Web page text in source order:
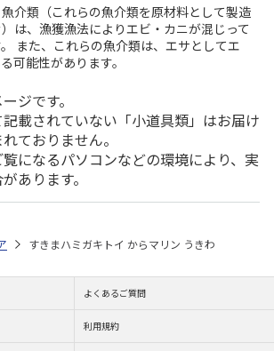
介類（これらの魚介類を原材料として製造
は、漁獲漁法によりエビ・カニが混じって
また、これらの魚介類は、エサとしてエ
可能性があります。
ジです。
載されていない「小道具類」はお届け
ておりません。
になるパソコンなどの環境により、実
あります。
すきまハミガキトイ からマリン うきわ
よくあるご質問
利用規約